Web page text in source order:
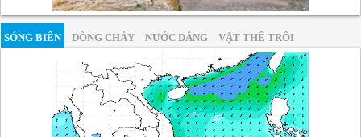
SÓNG BIỂN DÒNG CHẢY NƯỚC DÂNG VẬT THỂ TRÔI